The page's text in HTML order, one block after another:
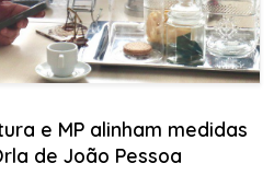
e MP alinham medidas
de João Pessoa